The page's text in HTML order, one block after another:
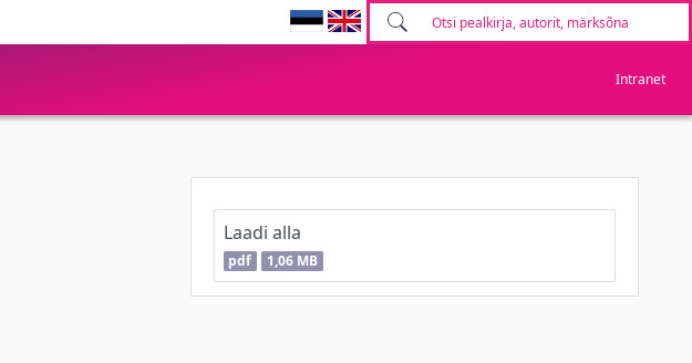
Intranet
Laadi alla
pdf 1,06 MB